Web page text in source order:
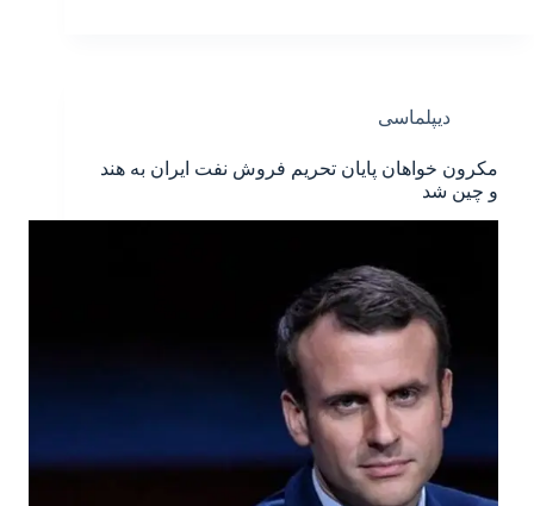
دیپلماسی
مکرون خواهان پایان تحریم فروش نفت ایران به هند
و چین شد